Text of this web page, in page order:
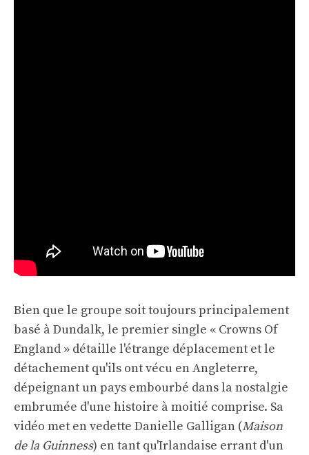
Bien que le groupe soit toujours principalement
basé à Dundalk, le premier single « Crowns Of
England » détaille l'étrange déplacement et le
détachement qu'ils ont vécu en Angleterre,
dépeignant un pays embourbé dans la nostalgie
embrumée d'une histoire à moitié comprise. Sa
vidéo met en vedette Danielle Galligan (Maison
de la Guinness) en tant qu'Irlandaise errant d'un